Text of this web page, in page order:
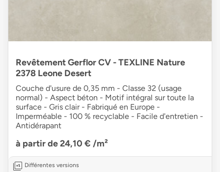
Revêtement Gerflor CV - TEXLINE Nature
2378 Leone Desert
Couche d'usure de 0,35 mm - Classe 32 (usage
normal) - Aspect béton - Motif intégral sur toute la
surface - Gris clair - Fabriqué en Europe -
Imperméable - 100 % recyclable - Facile d'entretien -
Antidérapant
à partir de 24,10 € /m²
Différentes versions